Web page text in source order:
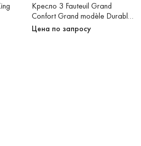
Кресло 3 Fauteuil Grand
Confort Grand modèle Durable
60
Цена по запросу